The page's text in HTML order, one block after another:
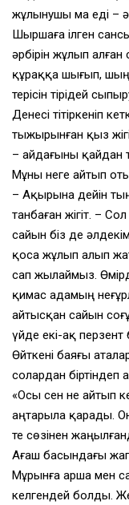
жұлынушы ма еді –
Шыршаға ілген
әрбірін жұлып
құраққа шығып,
терісін тірідей
Денесі тітіркеніп
тыжырынған қыз
– Қайдағыны
Мұны неге айтып
– Ақырына дейін
танбаған жігіт. –
сайын біз де
қоса жұлып алып
сап жылаймыз.
қимас адамың
айтысқан сайын
үйде екі-ақ
Өйткені баяғы
солардан біртіндеп
«Осы сен не айтып
аңтарыла қарады.
те сөзінен
Ағаш басындағы
Мұрынға арша мен
келгендей болды.